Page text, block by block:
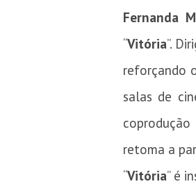
Fernanda
“Vitória”.
reforçando
salas de
retoma a
“Vitória” é